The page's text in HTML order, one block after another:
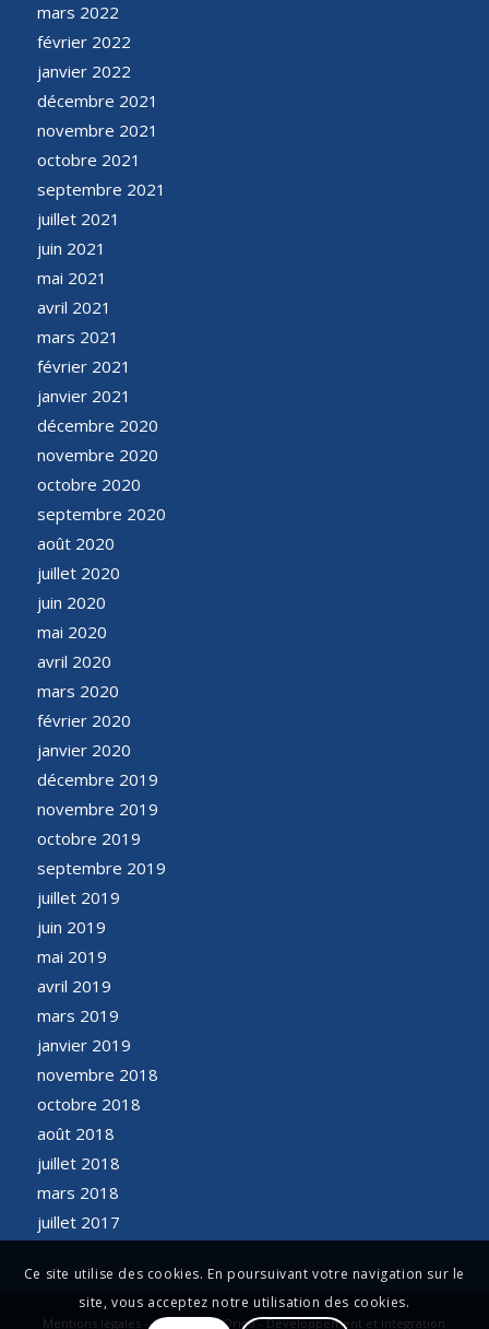
mars 2022
février 2022
janvier 2022
décembre 2021
novembre 2021
octobre 2021
septembre 2021
juillet 2021
juin 2021
mai 2021
avril 2021
mars 2021
février 2021
janvier 2021
décembre 2020
novembre 2020
octobre 2020
septembre 2020
août 2020
juillet 2020
juin 2020
mai 2020
avril 2020
mars 2020
février 2020
janvier 2020
décembre 2019
novembre 2019
octobre 2019
septembre 2019
juillet 2019
juin 2019
mai 2019
avril 2019
mars 2019
janvier 2019
novembre 2018
octobre 2018
août 2018
juillet 2018
mars 2018
juillet 2017
Mentions légales - Conception Origo - Développement et Intégration
Ce site utilise des cookies. En poursuivant votre navigation sur le
site, vous acceptez notre utilisation des cookies.